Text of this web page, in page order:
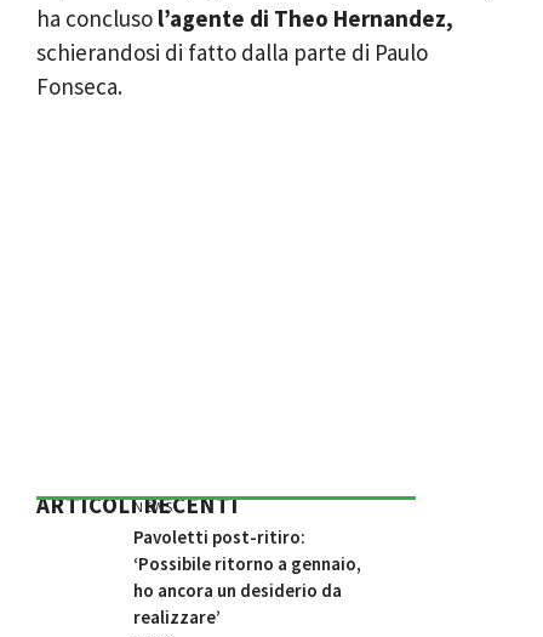
ha concluso l’agente di Theo Hernandez,
schierandosi di fatto dalla parte di Paulo
Fonseca.
ARTICOLI RECENTI
NEWS
Pavoletti post-ritiro:
‘Possibile ritorno a gennaio,
ho ancora un desiderio da
realizzare’